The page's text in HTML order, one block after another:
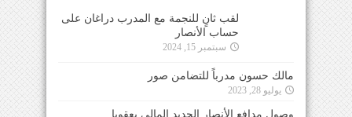
لقب ثانٍ للنجمة مع المدرب دراغان على
حساب الأنصار
سبتمبر 15, 2024
مالك حسون مدرباً للتضامن صور
يوليو 28, 2023
وصول مدافع الأنصار الجديد المالي يعقوبا